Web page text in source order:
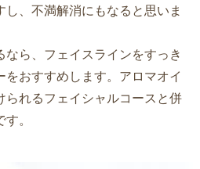
、不満解消にもなると思いま
ら、フェイスラインをすっき
をおすすめします。アロマオイ
られるフェイシャルコースと併
。